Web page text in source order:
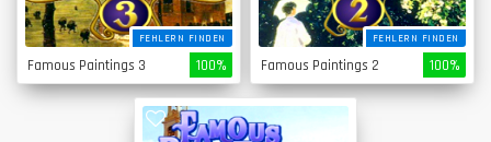
FEHLERN FINDEN
Famous Paintings 3 100%
FEHLERN FINDEN
Famous Paintings 2 100%